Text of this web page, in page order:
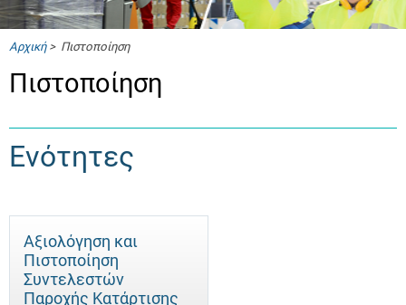
Αρχική> Πιστοποίηση
Πιστοποίηση
Ενότητες
Αξιολόγηση και
Πιστοποίηση
Συντελεστών
Παροχής Κατάρτισης